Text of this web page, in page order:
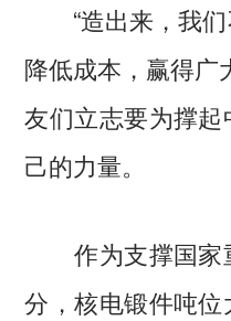
“造出来，我们
降低成本，赢得广
友们立志要为撑
己的力量。
作为支撑国家
分，核电锻件吨